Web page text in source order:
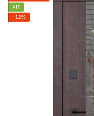
ХІТ
−12%